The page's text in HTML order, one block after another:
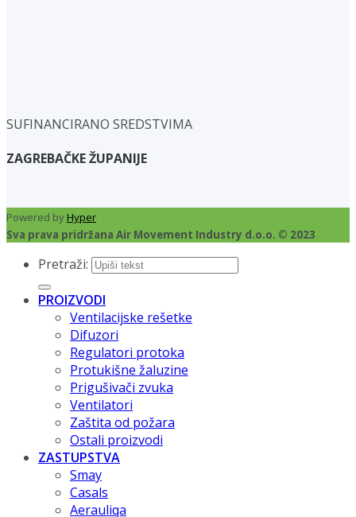
SUFINANCIRANO SREDSTVIMA
ZAGREBAČKE ŽUPANIJE
Powered byHyper
Sva prava pridržana Air Movement Industry d.o.o. © 2023
Pretraži:
PROIZVODI
Ventilacijske rešetke
Difuzori
Regulatori protoka
Protukišne žaluzine
Prigušivači zvuka
Ventilatori
Zaštita od požara
Ostali proizvodi
ZASTUPSTVA
Smay
Casals
Aerauliqa